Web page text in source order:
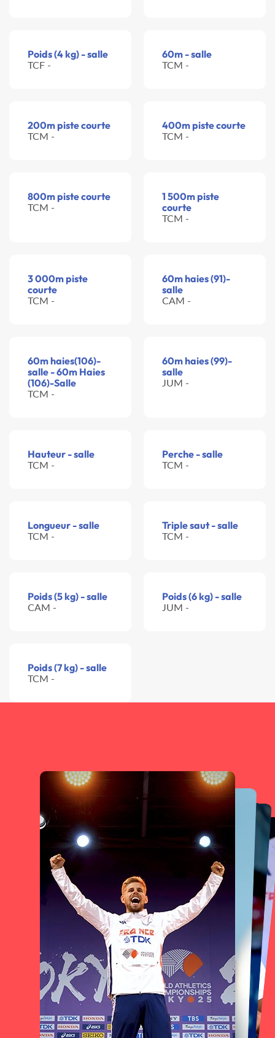
Poids (4 kg) - salle
TCF -
60m - salle
TCM -
200m piste courte
TCM -
400m piste courte
TCM -
800m piste courte
TCM -
1 500m piste
courte
TCM -
3 000m piste
courte
TCM -
60m haies (91)-
salle
CAM -
60m haies(106)-
salle - 60m Haies
(106)-Salle
TCM -
60m haies (99)-
salle
JUM -
Hauteur - salle
TCM -
Perche - salle
TCM -
Longueur - salle
TCM -
Triple saut - salle
TCM -
Poids (5 kg) - salle
CAM -
Poids (6 kg) - salle
JUM -
Poids (7 kg) - salle
TCM -